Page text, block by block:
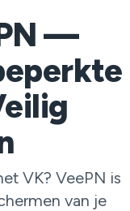
—
VK? VeePN is
van je